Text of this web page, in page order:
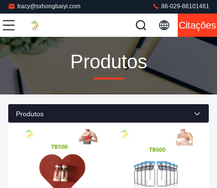
tracy@sxhongbaiyi.com 86-029-86101461
Citações
Produtos
Produtos